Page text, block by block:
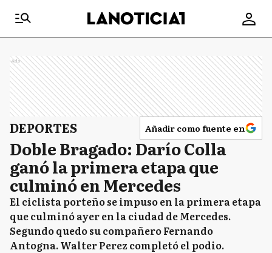
Ads
DEPORTES Añadir como fuente en
Doble Bragado: Darío Colla
ganó la primera etapa que
culminó en Mercedes
El ciclista porteño se impuso en la primera etapa
que culminó ayer en la ciudad de Mercedes.
Segundo quedo su compañero Fernando
Antogna. Walter Perez completó el podio.